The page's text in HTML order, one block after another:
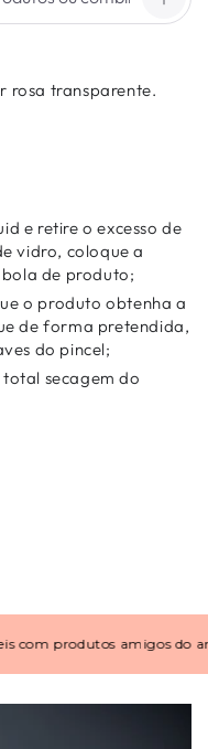
rosa transparente.
e retire o excesso de
vidro, coloque a
de produto;
o produto obtenha a
de forma pretendida,
do pincel;
secagem do
produtos amigos do